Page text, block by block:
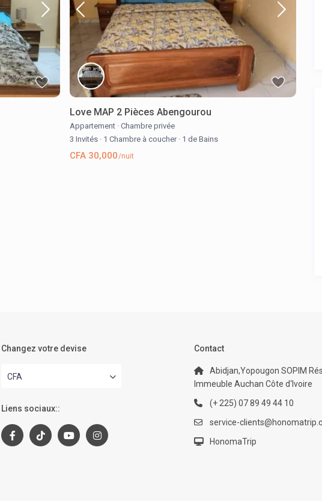
Love MAP 2 Pièces Abengourou
Appartement · Chambre privée
3 Invités · 1 Chambre à coucher · 1 de Bains
CFA 30,000/nuit
Changez votre devise
CFA
Liens sociaux::
Contact
Abidjan,Yopougon SOPIM
Immeuble Auchan Côte d‘Ivoire
(+ 225) 07 89 49 44 10
service-
HonomaTrip